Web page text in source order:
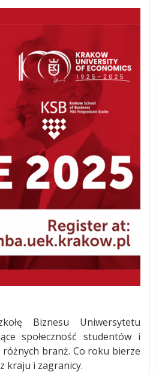
Biznesu Uniwersytetu
społeczność studentów i
branż. Co roku bierze
kraju i zagranicy.